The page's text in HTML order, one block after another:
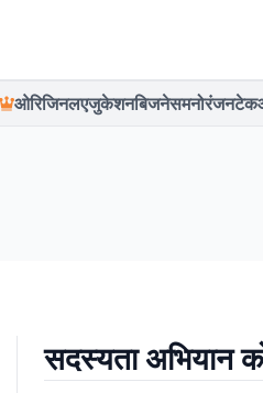
ओरिजिनलएजुकेशनबिजनेसमनोरंजनटेक
सदस्यता अभियान